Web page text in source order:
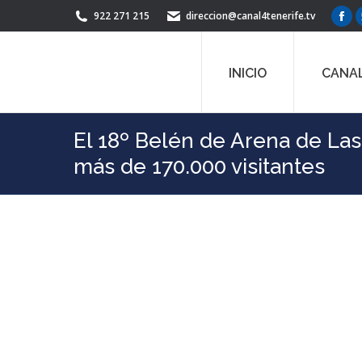
922 271 215 direccion@canal4tenerife.tv
new
INICIO
El 18º Belén de Arena de
más de 170.000 visitantes